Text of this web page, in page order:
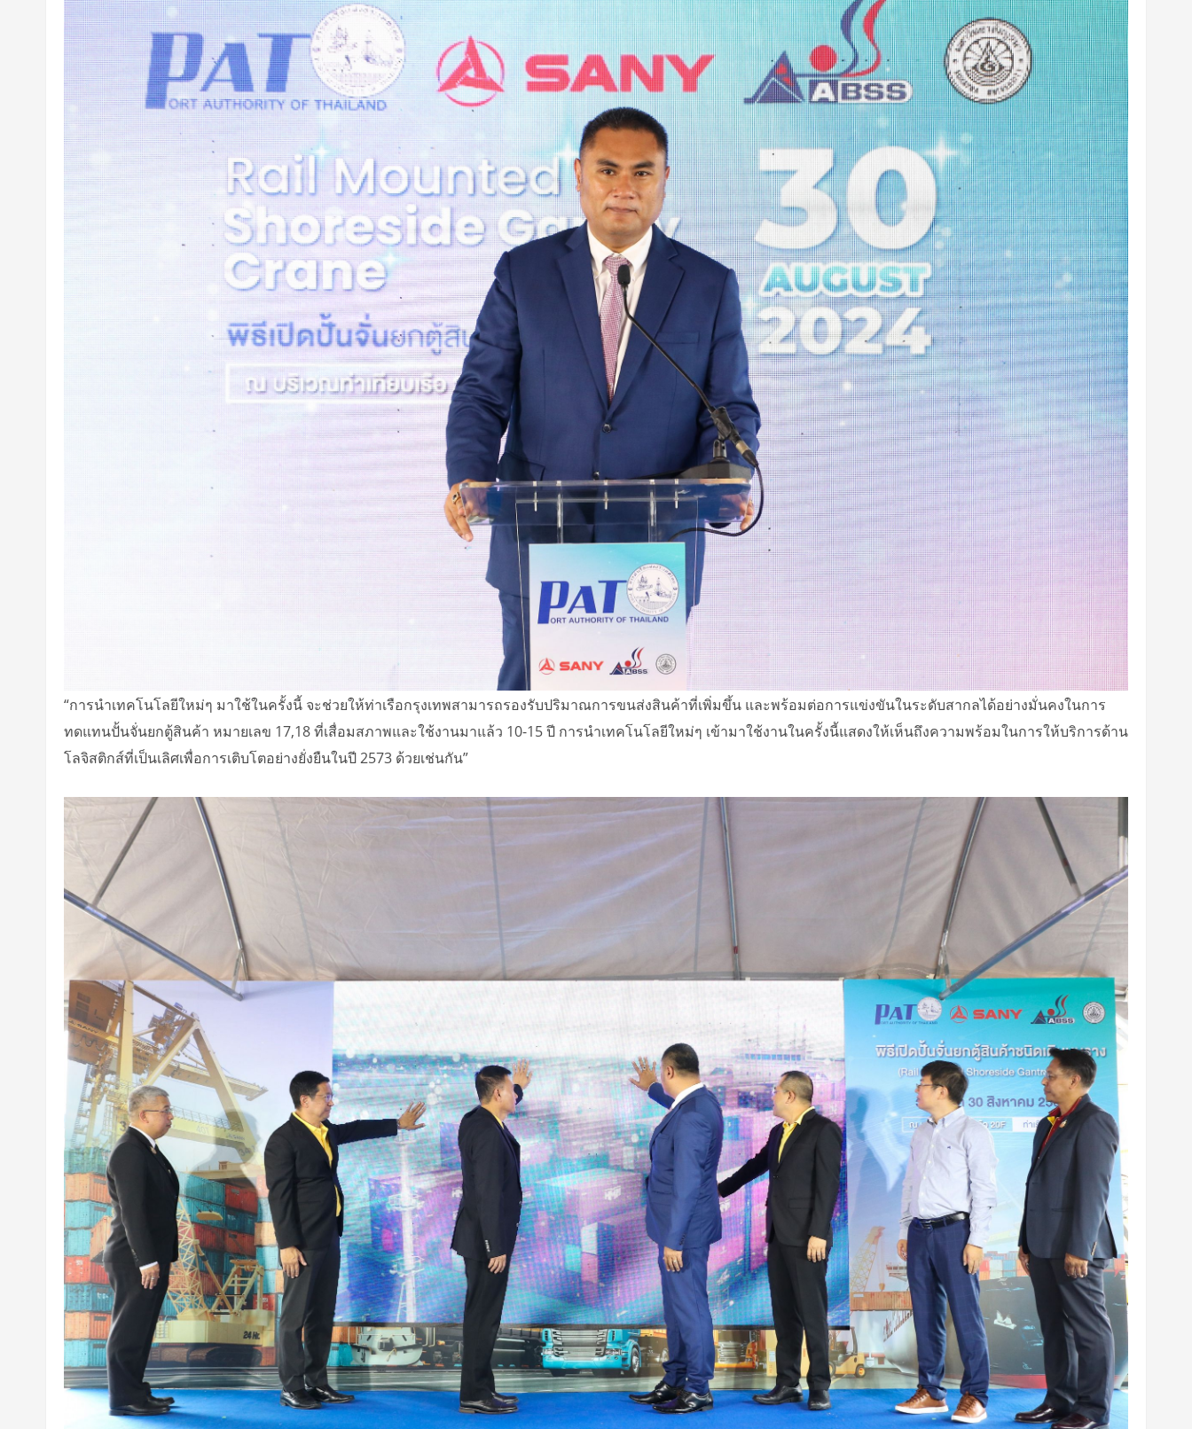
“การนำเทคโนโลยีใหม่ๆ มาใช้ในครั้งนี้ จะช่วยให้ท่าเรือกรุงเทพสามารถรองรับปริมาณการขนส่งสินค้าที่เพิ่มขึ้น และพร้อมต่อการแข่งขันในระดับสากลได้อย่างมั่นคงในการ
ทดแทนปั้นจั่นยกตู้สินค้า หมายเลข 17,18 ที่เสื่อมสภาพและใช้งานมาแล้ว 10-15 ปี การนำเทคโนโลยีใหม่ๆ เข้ามาใช้งานในครั้งนี้แสดงให้เห็นถึงความพร้อมในการให้บริการด้าน
โลจิสติกส์ที่เป็นเลิศเพื่อการเติบโตอย่างยั่งยืนในปี 2573 ด้วยเช่นกัน”